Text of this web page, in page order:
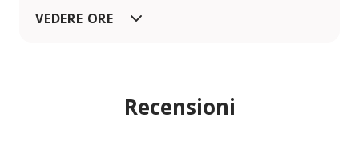
VEDERE ORE
Recensioni